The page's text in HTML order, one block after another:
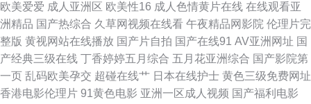
限看 91巨炮免费观看视频 91超碰网 无码中文字幕懂色 日本在线不卡啊 久热
99热热 国产传媒视频在线看 www91牛cw 91作爱 91熟女视领 91超碰网址
国产艹合集 综合涩久久 在线看男人懂的久操 久久欧美午夜网站 91污污在線
欧美爱爱 成人亚洲区 欧美性16 成人色情黄片在线 在线观看亚
洲精品 国产热综合 久草网视频在线看 午夜精品网影院 伦理片完
整版 黄视网站在线播放 国产片自拍 国产在线91 AV亚洲网址 国
产经典三级在线 丁香婷婷五月综合 五月花亚洲综合 国产影院第
一页 乱码欧美孕交 超碰在线艹 日本在线护士 黄色三级免费网址
香港电影伦理片 91黄色电影 亚洲一区成人视频 国产福利电影